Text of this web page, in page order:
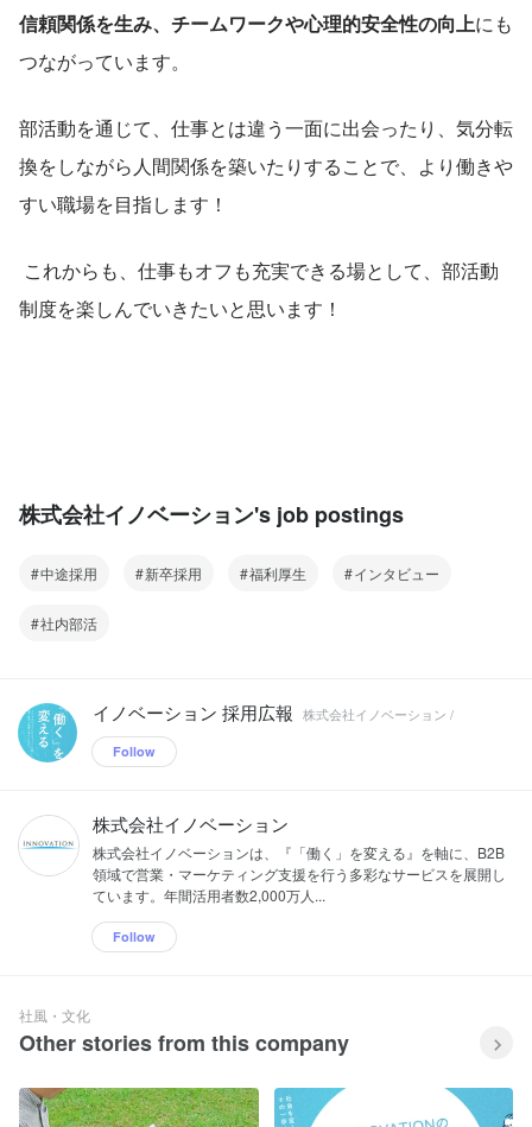
信頼関係を生み、チームワークや心理的安全性の向上にも
つながっています。
部活動を通じて、仕事とは違う一面に出会ったり、気分転
換をしながら人間関係を築いたりすることで、より働きや
すい職場を目指します！
これからも、仕事もオフも充実できる場として、部活動
制度を楽しんでいきたいと思います！
株式会社イノベーション's job postings
中途採用 新卒採用 福利厚生 インタビュー
社内部活
イノベーション 採用広報 株式会社イノベーション /
Follow
株式会社イノベーション
株式会社イノベーションは、『「働く」を変える』を軸に、B2B
領域で営業・マーケティング支援を行う多彩なサービスを展開し
ています。年間活用者数2,000万人...
Follow
社風・文化
Other stories from this company